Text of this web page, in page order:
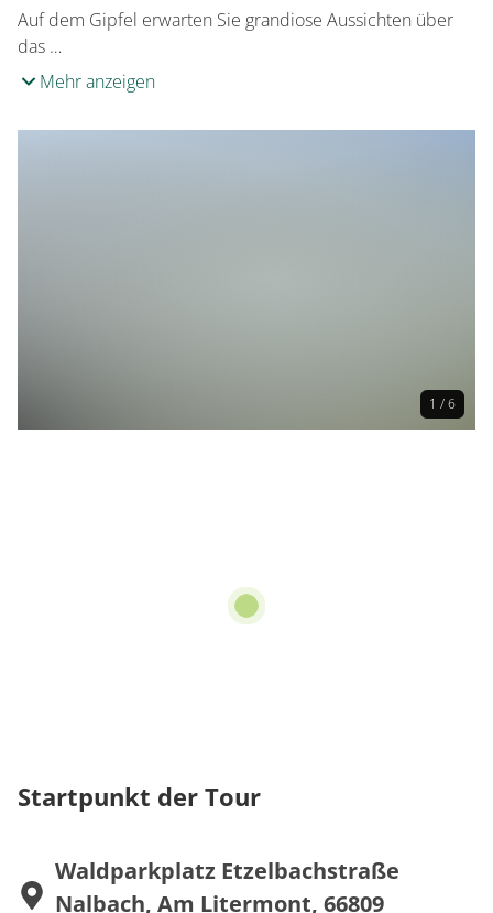
Auf dem Gipfel erwarten Sie grandiose Aussichten über
das …
Mehr anzeigen
1 / 6
Startpunkt der Tour
Waldparkplatz Etzelbachstraße
Nalbach, Am Litermont, 66809